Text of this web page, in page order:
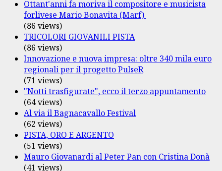
Ottant'anni fa moriva il compositore e musicista
forlivese Mario Bonavita (Marf)
(86 views)
TRICOLORI GIOVANILI PISTA
(86 views)
Innovazione e nuova impresa: oltre 340 mila euro
regionali per il progetto PulseR
(71 views)
"Notti trasfigurate", ecco il terzo appuntamento
(64 views)
Al via il Bagnacavallo Festival
(62 views)
PISTA, ORO E ARGENTO
(51 views)
Mauro Giovanardi al Peter Pan con Cristina Donà
(41 views)